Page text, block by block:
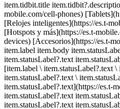
item.tidbit.title
mobile.com/cell-phones)
[Relojes inteligentes](https://es.t-
[Hotspots y más](https://es.t-
devices) [Accesorios](https://es.t-
item.label item.body
item.statusLabel?.text
[item.label \ item.statusLabel?.text \
item.statusLabel?.text \
item.statusLabel?.text](https://es.t-
item.statusLabel?.text
item.statusLabel?.text